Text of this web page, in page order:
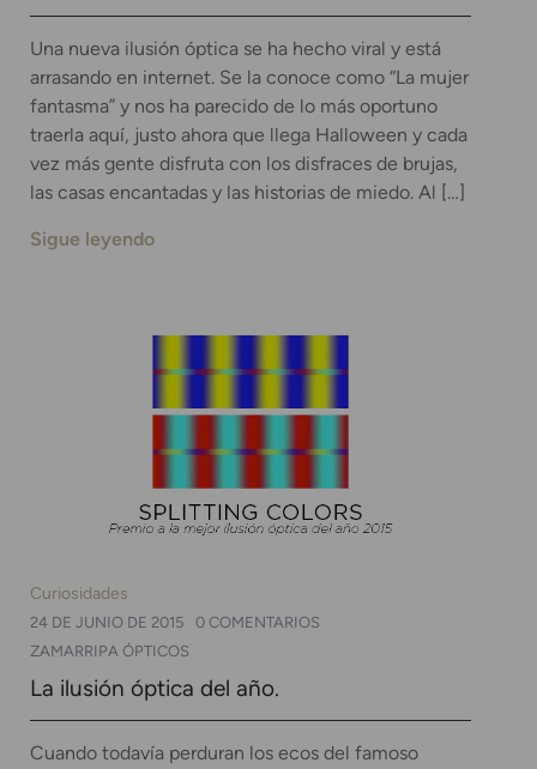
Una nueva ilusión óptica se ha hecho viral y está
arrasando en internet. Se la conoce como “La mujer
fantasma” y nos ha parecido de lo más oportuno
traerla aquí, justo ahora que llega Halloween y cada
vez más gente disfruta con los disfraces de brujas,
las casas encantadas y las historias de miedo. Al […]
Sigue leyendo
Curiosidades
24 DE JUNIO DE 2015
0 COMENTARIOS
ZAMARRIPA ÓPTICOS
La ilusión óptica del año.
Cuando todavía perduran los ecos del famoso